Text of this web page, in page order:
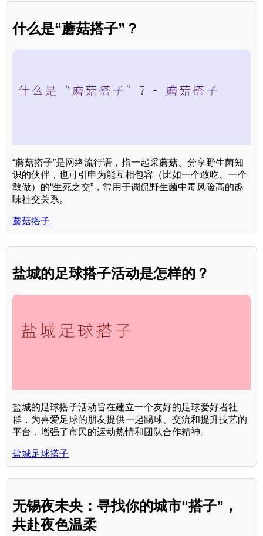
什么是“蘑菇搭子”？
“蘑菇搭子”是网络流行语，指一起采蘑菇、分享野生菌知
识的伙伴，也可引申为能互相包容（比如一个敢吃、一个
敢做）的“生死之交”，常用于调侃野生菌中毒风险高的趣
味社交关系。
蘑菇搭子
盐城的足球搭子活动是怎样的？
盐城的足球搭子活动旨在建立一个友好的足球爱好者社
群，为喜爱足球的朋友提供一起踢球、交流和提升技艺的
平台，增强了市民的运动热情和团队合作精神。
盐城足球搭子
无锡夜未央：寻找你的城市“搭子”，
共赴夜色温柔